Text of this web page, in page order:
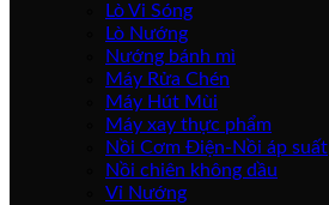
Lò Vi Sóng
Lò Nướng
Nướng bánh mì
Máy Rửa Chén
Máy Hút Mùi
Máy xay thực phẩm
Nồi Cơm Điện-Nồi áp suất
Nồi chiên không dầu
Vỉ Nướng